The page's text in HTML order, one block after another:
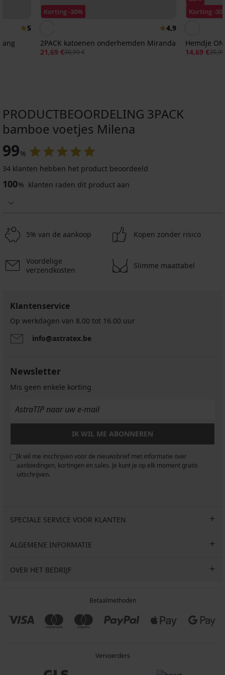
5
Korting -30%
4,9
2PACK katoenen onderhemden Miranda
21,69 €30,99 €
Korting -
Hemdje
14,69 €
voetjes
€
actie
GRATIS
PRODUCTBEOORDELING 3PACK
bamboe voetjes Milena
99%
34 klanten hebben het product beoordeeld
100% klanten raden dit product aan
5% van de aankoop Kopen zonder risico
Voordelige
verzendkosten
Slimme maattabel
Klantenservice
Op werkdagen van 8.00 tot 16.00 uur
info@astratex.be
Newsletter
Mis geen enkele korting
IK WIL ME ABONNEREN
Ik wil me inschrijven voor de nieuwsbrief met informatie over
aanbiedingen, kortingen en sales. Je kunt je op elk moment gratis
uitschrijven.
SPECIALE SERVICE VOOR KLANTEN
ALGEMENE INFORMATIE
OVER HET BEDRIJF
Betaalmethoden
Vervoerders